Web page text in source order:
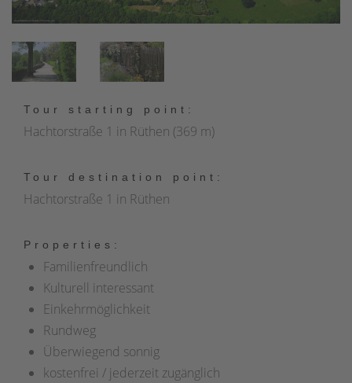
Tour starting point:
Hachtorstraße 1 in Rüthen (369 m)
Tour destination point:
Hachtorstraße 1 in Rüthen
Properties:
Familienfreundlich
Kulturell interessant
Einkehrmöglichkeit
Rundweg
Überwiegend sonnig
kostenfrei / jederzeit zugänglich